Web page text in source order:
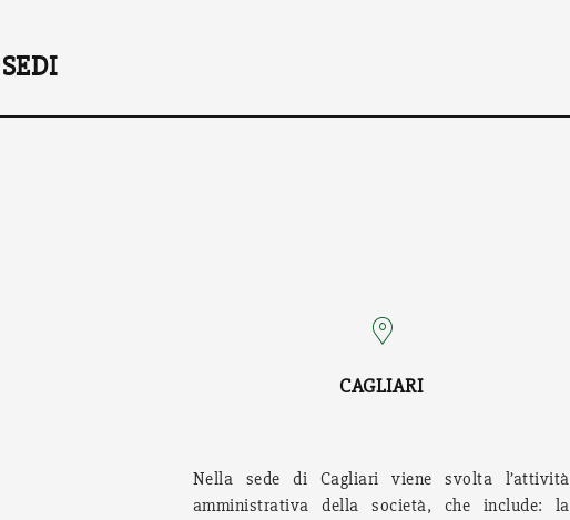
CAGLIARI
Nella sede di Cagliari viene svolta l’attività
amministrativa della società, che include: la